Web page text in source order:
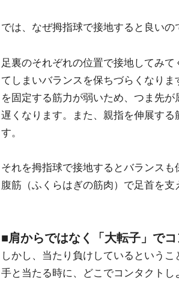
では、なぜ拇指球で接地すると良いの
足裏のそれぞれの位置で接地してみ
てしまいバランスを保ちづらくなり
を固定する筋力が弱いため、つま先
遅くなります。また、親指を伸展す
す。
それを拇指球で接地するとバランス
腹筋（ふくらはぎの筋肉）で足首を支
■肩からではなく「大転子」でコ
しかし、当たり負けしているという
手と当たる時に、どこでコンタクト